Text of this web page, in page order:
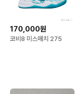
170,000원
코비8 미스매치 275